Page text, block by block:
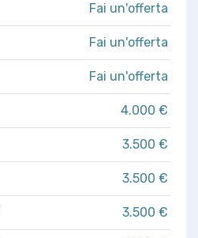
Fai un'offerta
Fai un'offerta
Fai un'offerta
4.000 €
3.500 €
3.500 €
3.500 €